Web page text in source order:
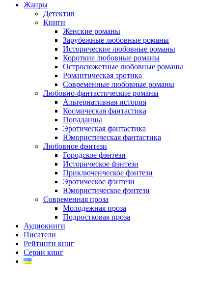
Жанры
Детектив
Книги
Женские романы
Зарубежные любовные романы
Исторические любовные романы
Короткие любовные романы
Остросюжетные любовные романы
Романтическая эротика
Современные любовные романы
Любовно-фантастические романы
Альтернативная история
Космическая фантастика
Попаданцы
Эротическая фантастика
Юмористическая фантастика
Любовное фэнтези
Городское фэнтези
Историческое фэнтези
Приключенческое фэнтези
Эротическое фэнтези
Юмористическое фэнтези
Современная проза
Молодежная проза
Подростковая проза
Аудиокниги
Писатели
Рейтинги книг
Серии книг